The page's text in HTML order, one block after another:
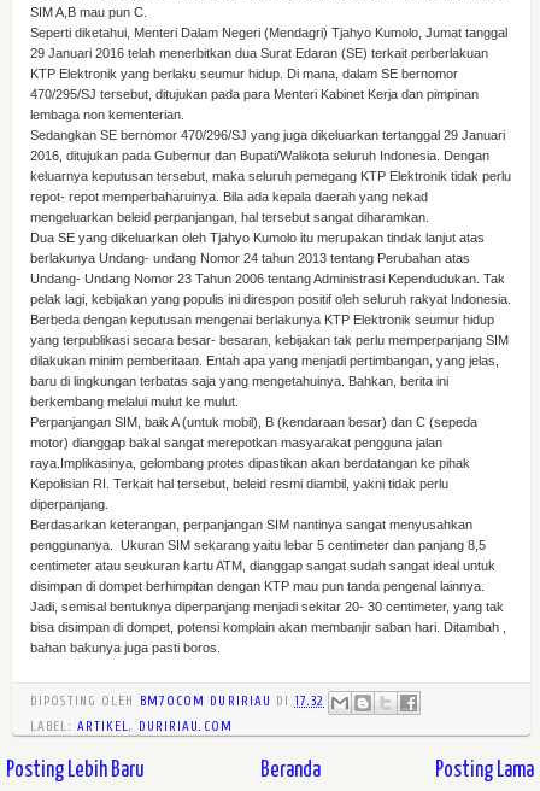
SIM A,B mau pun C.
Seperti diketahui, Menteri Dalam Negeri (Mendagri) Tjahyo Kumolo, Jumat tanggal
29 Januari 2016 telah menerbitkan dua Surat Edaran (SE) terkait perberlakuan
KTP Elektronik yang berlaku seumur hidup. Di mana, dalam SE bernomor
470/295/SJ tersebut, ditujukan pada para Menteri Kabinet Kerja dan pimpinan
lembaga non kementerian.
Sedangkan SE bernomor 470/296/SJ yang juga dikeluarkan tertanggal 29 Januari
2016, ditujukan pada Gubernur dan Bupati/Walikota seluruh Indonesia. Dengan
keluarnya keputusan tersebut, maka seluruh pemegang KTP Elektronik tidak perlu
repot- repot memperbaharuinya. Bila ada kepala daerah yang nekad
mengeluarkan beleid perpanjangan, hal tersebut sangat diharamkan.
Dua SE yang dikeluarkan oleh Tjahyo Kumolo itu merupakan tindak lanjut atas
berlakunya Undang- undang Nomor 24 tahun 2013 tentang Perubahan atas
Undang- Undang Nomor 23 Tahun 2006 tentang Administrasi Kependudukan. Tak
pelak lagi, kebijakan yang populis ini direspon positif oleh seluruh rakyat Indonesia.
Berbeda dengan keputusan mengenai berlakunya KTP Elektronik seumur hidup
yang terpublikasi secara besar- besaran, kebijakan tak perlu memperpanjang SIM
dilakukan minim pemberitaan. Entah apa yang menjadi pertimbangan, yang jelas,
baru di lingkungan terbatas saja yang mengetahuinya. Bahkan, berita ini
berkembang melalui mulut ke mulut.
Perpanjangan SIM, baik A (untuk mobil), B (kendaraan besar) dan C (sepeda
motor) dianggap bakal sangat merepotkan masyarakat pengguna jalan
raya.Implikasinya, gelombang protes dipastikan akan berdatangan ke pihak
Kepolisian RI. Terkait hal tersebut, beleid resmi diambil, yakni tidak perlu
diperpanjang.
Berdasarkan keterangan, perpanjangan SIM nantinya sangat menyusahkan
penggunanya. Ukuran SIM sekarang yaitu lebar 5 centimeter dan panjang 8,5
centimeter atau seukuran kartu ATM, dianggap sangat sudah sangat ideal untuk
disimpan di dompet berhimpitan dengan KTP mau pun tanda pengenal lainnya.
Jadi, semisal bentuknya diperpanjang menjadi sekitar 20- 30 centimeter, yang tak
bisa disimpan di dompet, potensi komplain akan membanjir saban hari. Ditambah ,
bahan bakunya juga pasti boros.
DIPOSTING OLEH BM70COM DURIRIAU DI17.32
LABEL: ARTIKEL, DURIRIAU.COM
Posting Lebih Baru Posting Lama
Beranda